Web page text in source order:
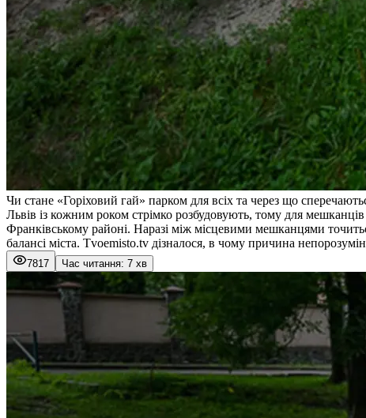
Чи стане «Горіховий гай» парком для всіх та через що
Львів із кожним роком стрімко розбудовують, тому для
Франківському районі. Наразі між місцевими мешканцями
балансі міста. Tvoemisto.tv дізналося, в чому причина
7817 Час читання: 7 хв